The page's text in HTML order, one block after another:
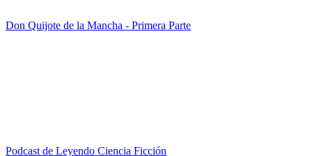
Don Quijote de la Mancha - Primera Parte
Podcast de Leyendo Ciencia Ficción